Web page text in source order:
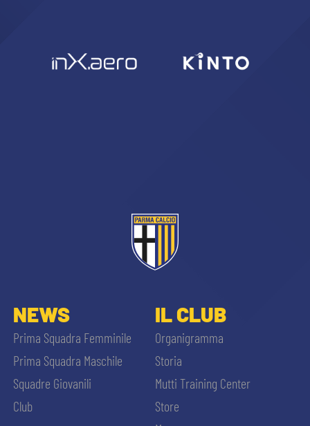
NEWS
Prima Squadra Femminile
Prima Squadra Maschile
Squadre Giovanili
Club
IL CLUB
Organigramma
Storia
Mutti Training Center
Store
ACCETTA E SALVA